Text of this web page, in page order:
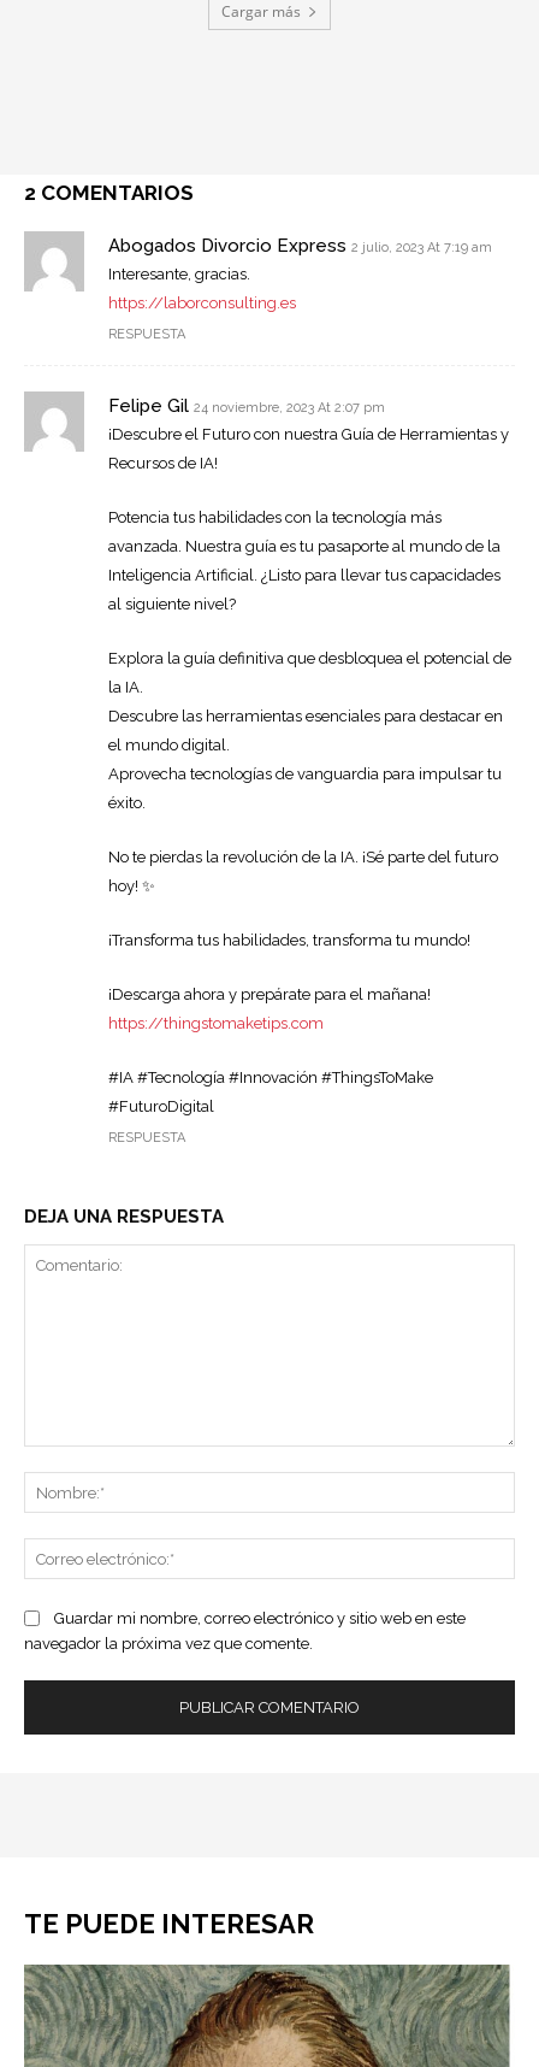
Cargar más
2 COMENTARIOS
Abogados Divorcio Express 2 julio, 2023 At 7:19 am
Interesante, gracias.
https://laborconsulting.es
RESPUESTA
Felipe Gil 24 noviembre, 2023 At 2:07 pm
¡Descubre el Futuro con nuestra Guía de Herramientas y
Recursos de IA!
Potencia tus habilidades con la tecnología más
avanzada. Nuestra guía es tu pasaporte al mundo de la
Inteligencia Artificial. ¿Listo para llevar tus capacidades
al siguiente nivel?
Explora la guía definitiva que desbloquea el potencial de
la IA.
Descubre las herramientas esenciales para destacar en
el mundo digital.
Aprovecha tecnologías de vanguardia para impulsar tu
éxito.
No te pierdas la revolución de la IA. ¡Sé parte del futuro
hoy! ✨
¡Transforma tus habilidades, transforma tu mundo!
¡Descarga ahora y prepárate para el mañana!
https://thingstomaketips.com
#IA #Tecnología #Innovación #ThingsToMake
#FuturoDigital
RESPUESTA
DEJA UNA RESPUESTA
Guardar mi nombre, correo electrónico y sitio web en este
navegador la próxima vez que comente.
TE PUEDE INTERESAR